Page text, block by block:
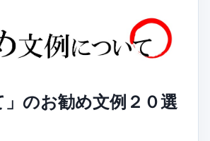
」のお勧め文例２０選